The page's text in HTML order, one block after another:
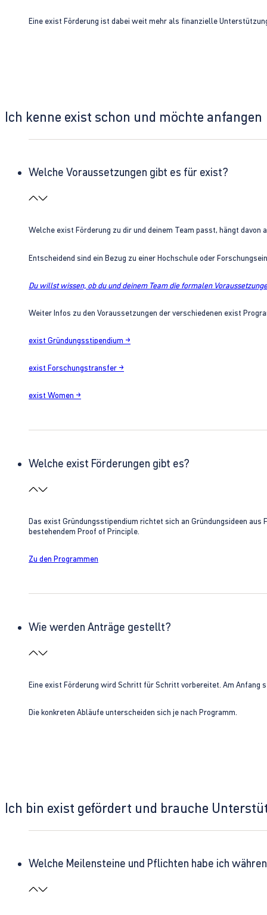
Eine exist Förderung ist dabei weit mehr als finanzielle
Ich kenne exist schon und möchte anfangen
Welche Voraussetzungen gibt es für exist?
Welche exist Förderung zu dir und deinem Team passt, hängt
Entscheidend sind ein Bezug zu einer Hochschule oder
Du willst wissen, ob du und deinem Team die formalen
Weiter Infos zu den Voraussetzungen der verschiedenen exist
exist Gründungsstipendium →
exist Forschungstransfer →
exist Women →
Welche exist Förderungen gibt es?
Das exist Gründungsstipendium richtet sich an Gründungsideen
bestehendem Proof of Principle.
Zu den Programmen
Wie werden Anträge gestellt?
Eine exist Förderung wird Schritt für Schritt vorbereitet. Am Anfang
Die konkreten Abläufe unterscheiden sich je nach Programm.
Ich bin exist gefördert und brauche
Welche Meilensteine und Pflichten habe ich